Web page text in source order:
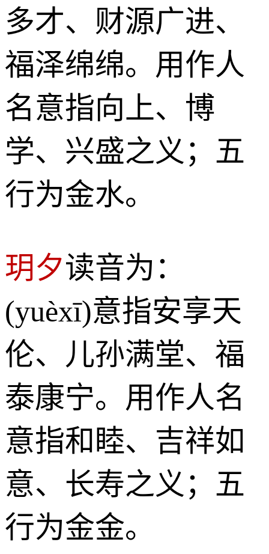
多才、财源广进、
福泽绵绵。用作人
名意指向上、博
学、兴盛之义；五
行为金水。
玥夕读音为：
(yuèxī)意指安享天
伦、儿孙满堂、福
泰康宁。用作人名
意指和睦、吉祥如
意、长寿之义；五
行为金金。